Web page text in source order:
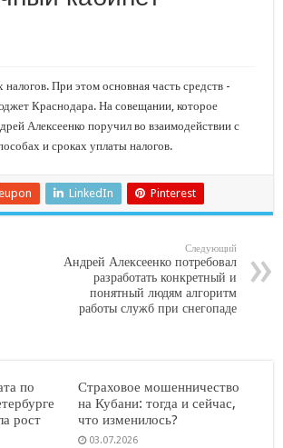
классы 2.0»
многоквартирных домов
93»
При этом основная часть средств -
Краснодара. На совещании, которое
Алексеенко поручил во взаимодействии с
и сроках уплаты налогов.
LinkedIn Pinterest
Следующий
Андрей Алексеенко потребовал
разработать конкретный и
понятный людям алгоритм
работы служб при снегопаде
по
рост
Страховое мошенничество
на Кубани: тогда и сейчас,
что изменилось?
03.07.2026